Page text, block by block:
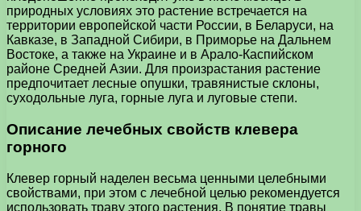
природных условиях это растение встречается на
территории европейской части России, в Беларуси, на
Кавказе, в Западной Сибири, в Приморье на Дальнем
Востоке, а также на Украине и в Арало-Каспийском
районе Средней Азии. Для произрастания растение
предпочитает лесные опушки, травянистые склоны,
суходольные луга, горные луга и луговые степи.
Описание лечебных свойств клевера
горного
Клевер горный наделен весьма ценными целебными
свойствами, при этом с лечебной целью рекомендуется
использовать траву этого растения. В понятие травы